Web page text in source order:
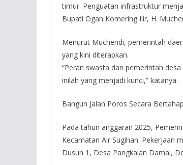
timur. Penguatan infrastruktur
Bupati Ogan Komering Ilir, H.
Menurut Muchendi, pemerintah
yang kini diterapkan.
“Peran swasta dan pemerintah
inilah yang menjadi kunci,” katanya.
Bangun Jalan Poros Secara Bertahap
Pada tahun anggaran 2025,
Kecamatan Air Sugihan. Pekerjaan
Dusun 1, Desa Pangkalan Damai,